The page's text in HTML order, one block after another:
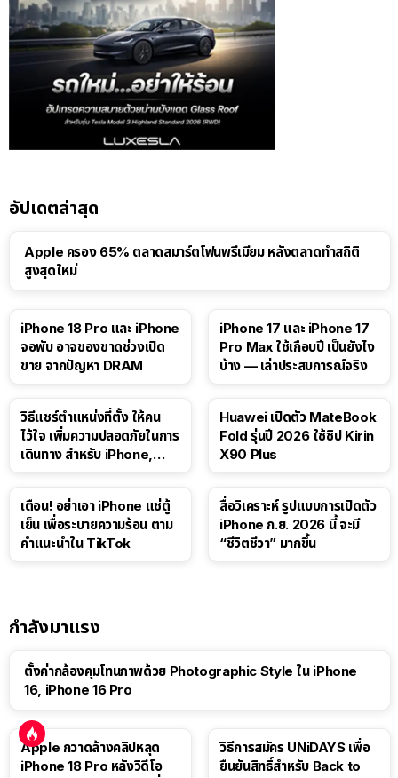
อัปเดตล่าสุด
Apple ครอง 65% ตลาดสมาร์ตโฟนพรีเมียม หลังตลาดทำสถิติ
สูงสุดใหม่
iPhone 18 Pro และ iPhone
จอพับ อาจของขาดช่วงเปิด
ขาย จากปัญหา DRAM
41:47
iPhone 17 และ iPhone 17
Pro Max ใช้เกือบปี เป็นยังไง
บ้าง — เล่าประสบการณ์จริง
วิธีแชร์ตำแหน่งที่ตั้ง ให้คน
ไว้ใจ เพิ่มความปลอดภัยในการ
เดินทาง สำหรับ iPhone,
Huawei เปิดตัว MateBook
Fold รุ่นปี 2026 ใช้ชิป Kirin
X90 Plus
เตือน! อย่าเอา iPhone แช่ตู้
เย็น เพื่อระบายความร้อน ตาม
คำแนะนำใน TikTok
สื่อวิเคราะห์ รูปแบบการเปิดตัว
iPhone ก.ย. 2026 นี้ จะมี
“ชีวิตชีวา” มากขึ้น
กำลังมาแรง
ตั้งค่ากล้องคุมโทนภาพด้วย Photographic Style ใน iPhone
16, iPhone 16 Pro
Apple กวาดล้างคลิปหลุด
iPhone 18 Pro หลังวิดีโอ
วิธีการสมัคร UNiDAYS เพื่อ
ยืนยันสิทธิ์สำหรับ Back to